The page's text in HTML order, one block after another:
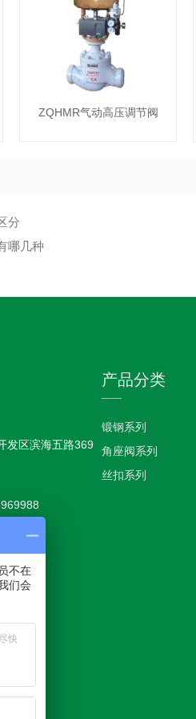
ZQHMR气动高压调节阀
分
哪几种
发区滨海五路369
产品分类
锻钢系列
角座阀系列
丝扣系列
不在
们会